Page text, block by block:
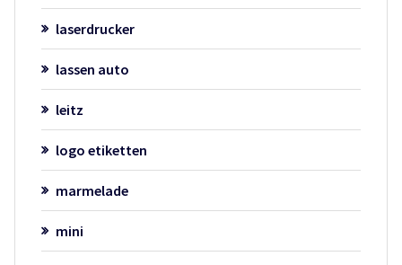
laserdrucker
lassen auto
leitz
logo etiketten
marmelade
mini